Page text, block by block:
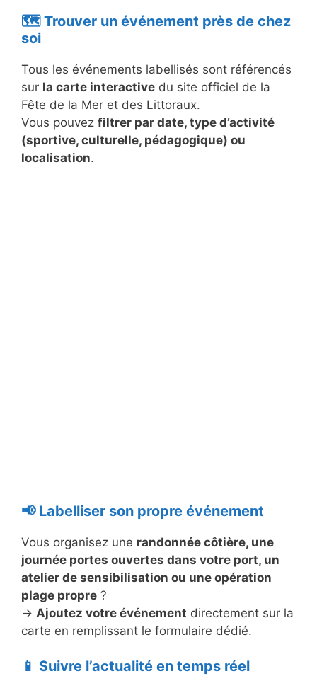
🗺️ Trouver un événement près de chez
soi
Tous les événements labellisés sont référencés
sur la carte interactive du site officiel de la
Fête de la Mer et des Littoraux.
Vous pouvez filtrer par date, type d’activité
(sportive, culturelle, pédagogique) ou
localisation.
📢 Labelliser son propre événement
Vous organisez une randonnée côtière, une
journée portes ouvertes dans votre port, un
atelier de sensibilisation ou une opération
plage propre ?
→ Ajoutez votre événement directement sur la
carte en remplissant le formulaire dédié.
📱 Suivre l’actualité en temps réel